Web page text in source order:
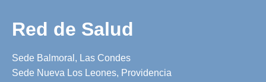
Red de Salud
Sede Balmoral, Las Condes
Sede Nueva Los Leones, Providencia